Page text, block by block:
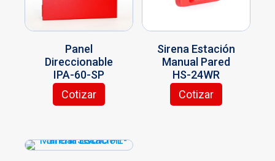
Panel
Direccionable
IPA-60-SP
Cotizar
Sirena Estación
Manual Pared
HS-24WR
Cotizar